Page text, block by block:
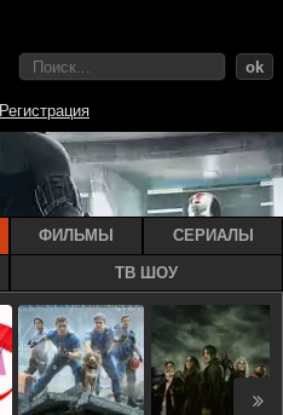
ok
Регистрация
ФИЛЬМЫ СЕРИАЛЫ
ТВ ШОУ